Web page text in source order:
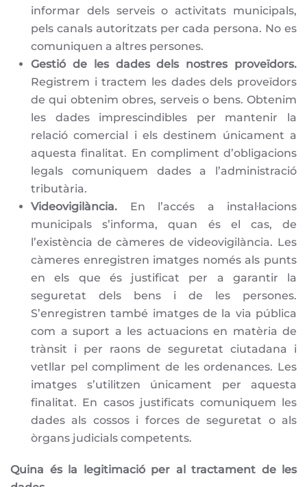
informar dels serveis o activitats municipals,
pels canals autoritzats per cada persona. No es
comuniquen a altres persones.
Gestió de les dades dels nostres proveïdors.
Registrem i tractem les dades dels proveïdors
de qui obtenim obres, serveis o bens. Obtenim
les dades imprescindibles per mantenir la
relació comercial i els destinem únicament a
aquesta finalitat. En compliment d’obligacions
legals comuniquem dades a l’administració
tributària.
Videovigilància. En l’accés a instal·lacions
municipals s’informa, quan és el cas, de
l’existència de càmeres de videovigilància. Les
càmeres enregistren imatges només als punts
en els que és justificat per a garantir la
seguretat dels bens i de les persones.
S’enregistren també imatges de la via pública
com a suport a les actuacions en matèria de
trànsit i per raons de seguretat ciutadana i
vetllar pel compliment de les ordenances. Les
imatges s’utilitzen únicament per aquesta
finalitat. En casos justificats comuniquem les
dades als cossos i forces de seguretat o als
òrgans judicials competents.
Quina és la legitimació per al tractament de les